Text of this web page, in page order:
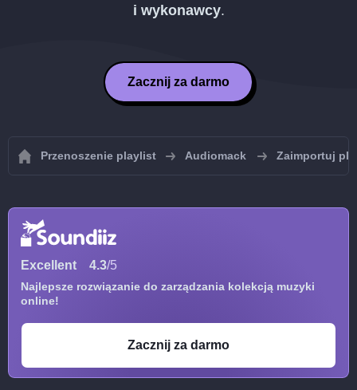
i wykonawcy.
Zacznij za darmo
Przenoszenie playlist Audiomack Zaimportuj
Excellent 4.3/5
Najlepsze rozwiązanie do zarządzania kolekcją muzyki
online!
Zacznij za darmo